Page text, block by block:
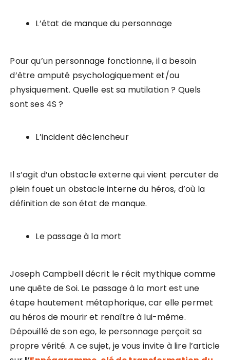
L’état de manque du personnage
Pour qu’un personnage fonctionne, il a besoin
d’être amputé psychologiquement et/ou
physiquement. Quelle est sa mutilation ? Quels
sont ses 4S ?
L’incident déclencheur
Il s’agit d’un obstacle externe qui vient percuter de
plein fouet un obstacle interne du héros, d’où la
définition de son état de manque.
Le passage à la mort
Joseph Campbell décrit le récit mythique comme
une quête de Soi. Le passage à la mort est une
étape hautement métaphorique, car elle permet
au héros de mourir et renaître à lui-même.
Dépouillé de son ego, le personnage perçoit sa
propre vérité. A ce sujet, je vous invite à lire l’article